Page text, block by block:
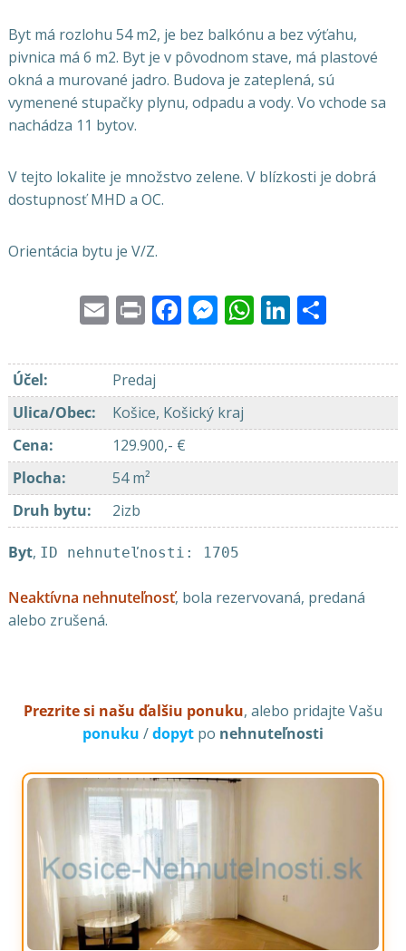
Byt má rozlohu 54 m2, je bez balkónu a bez výťahu,
pivnica má 6 m2. Byt je v pôvodnom stave, má plastové
okná a murované jadro. Budova je zateplená, sú
vymenené stupačky plynu, odpadu a vody. Vo vchode sa
nachádza 11 bytov.
V tejto lokalite je množstvo zelene. V blízkosti je dobrá
dostupnosť MHD a OC.
Orientácia bytu je V/Z.
EmailPrintFacebook
Messenger
WhatsApp
LinkedIn
Účel:
Predaj
Ulica/Obec:
Košice, Košický kraj
Cena:
129.900,- €
Plocha:
54 m²
Druh bytu: 2izb
Byt, ID nehnuteľnosti: 1705
Neaktívna nehnuteľnosť, bola rezervovaná, predaná
alebo zrušená.
Prezrite si našu ďalšiu ponuku, alebo pridajte Vašu
ponuku /dopyt po nehnuteľnosti